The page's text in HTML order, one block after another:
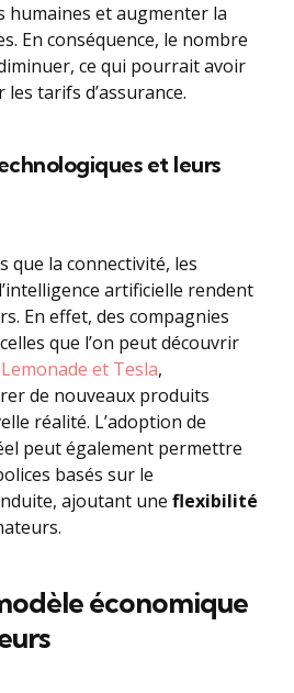
humaines et augmenter la
En conséquence, le nombre
ce qui pourrait avoir
tarifs d’assurance.
et leurs
que la connectivité, les
artificielle rendent
En effet, des compagnies
que l’on peut découvrir
Lemonade et Tesla,
de nouveaux produits
réalité. L’adoption de
peut également permettre
basés sur le
ajoutant une flexibilité
économique